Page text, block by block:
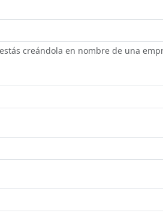
creándola en nombre de una